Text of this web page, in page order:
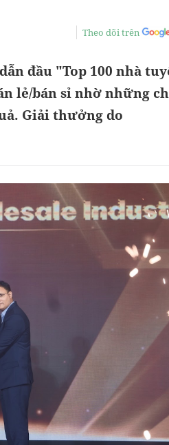
Theo dõi trên
đầu "Top 100 nhà
lẻ/bán sỉ nhờ những
Giải thưởng do